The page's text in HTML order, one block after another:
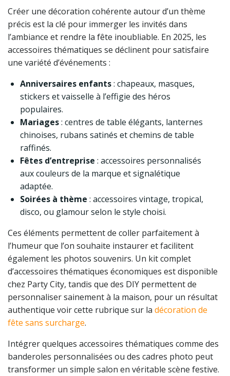
Créer une décoration cohérente autour d’un thème
précis est la clé pour immerger les invités dans
l’ambiance et rendre la fête inoubliable. En 2025, les
accessoires thématiques se déclinent pour satisfaire
une variété d’événements :
Anniversaires enfants: chapeaux, masques,
stickers et vaisselle à l’effigie des héros
populaires.
Mariages: centres de table élégants, lanternes
chinoises, rubans satinés et chemins de table
raffinés.
Fêtes d’entreprise : accessoires personnalisés
aux couleurs de la marque et signalétique
adaptée.
Soirées à thème : accessoires vintage, tropical,
disco, ou glamour selon le style choisi.
Ces éléments permettent de coller parfaitement à
l’humeur que l’on souhaite instaurer et facilitent
également les photos souvenirs. Un kit complet
d’accessoires thématiques économiques est disponible
chez Party City, tandis que des DIY permettent de
personnaliser sainement à la maison, pour un résultat
authentique voir cette rubrique sur la décoration de
fête sans surcharge.
Intégrer quelques accessoires thématiques comme des
banderoles personnalisées ou des cadres photo peut
transformer un simple salon en véritable scène festive.